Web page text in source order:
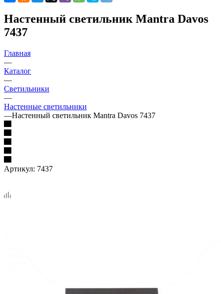
Настенный светильник Mantra Davos
7437
Главная
—
Каталог
—
Светильники
—
Настенные светильники
—Настенный светильник Mantra Davos 7437
Артикул: 7437